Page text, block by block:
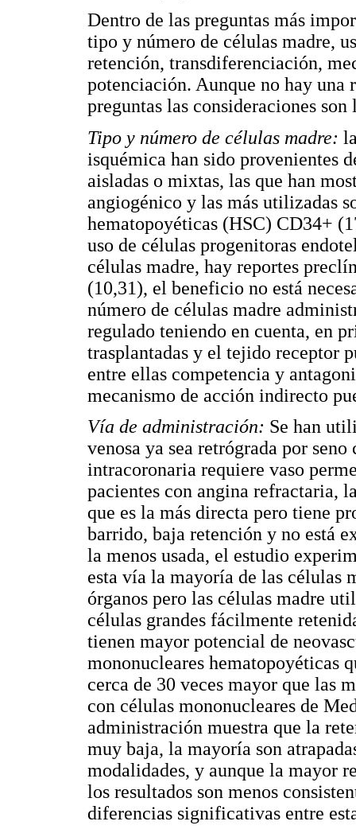
Dentro de las preguntas más
tipo y número de células madre,
retención, transdiferenciación,
potenciación. Aunque no hay una
preguntas las consideraciones son
Tipo y número de células madre:
isquémica han sido provenientes
aisladas o mixtas, las que han
angiogénico y las más utilizadas
hematopoyéticas (HSC) CD34+
uso de células progenitoras
células madre, hay reportes
(10,31), el beneficio no está
número de células madre
regulado teniendo en cuenta, en
trasplantadas y el tejido receptor
entre ellas competencia y
mecanismo de acción indirecto
Vía de administración: Se han
venosa ya sea retrógrada por
intracoronaria requiere vaso
pacientes con angina refractaria,
que es la más directa pero tiene
barrido, baja retención y no está
la menos usada, el estudio
esta vía la mayoría de las células
órganos pero las células madre
células grandes fácilmente
tienen mayor potencial de
mononucleares hematopoyéticas
cerca de 30 veces mayor que las
con células mononucleares de
administración muestra que la
muy baja, la mayoría son
modalidades, y aunque la mayor
los resultados son menos
diferencias significativas entre